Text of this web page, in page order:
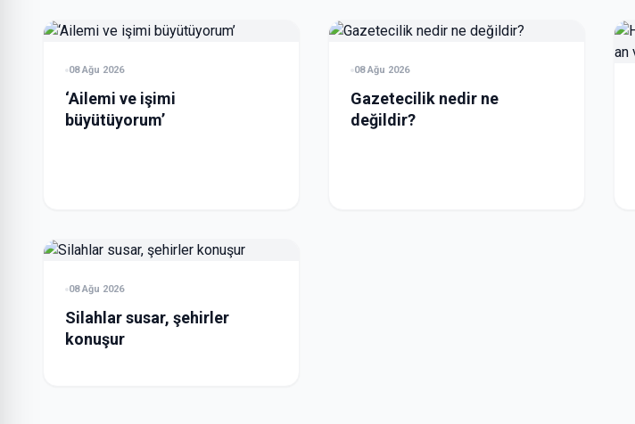
08 Ağu 2026
‘Ailemi ve işimi
büyütüyorum’
08 Ağu 2026
Gazetecilik nedir ne
değildir?
08 Ağu 2026
Silahlar susar, şehirler
konuşur